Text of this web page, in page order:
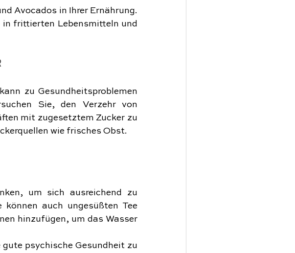
Avocados in Ihrer Ernährung.
frittierten Lebensmitteln und
zu Gesundheitsproblemen
Sie, den Verzehr von
mit zugesetztem Zucker zu
wie frisches Obst.
um sich ausreichend zu
auch ungesüßten Tee
hinzufügen, um das Wasser
gute psychische Gesundheit zu